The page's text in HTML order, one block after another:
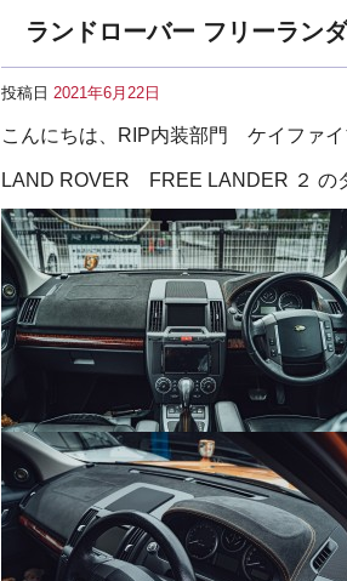
ランドローバー フリーラン
投稿日 2021年6月22日
こんにちは、RIP内装部門 ケイファイ
LAND ROVER FREE LANDER ２ の